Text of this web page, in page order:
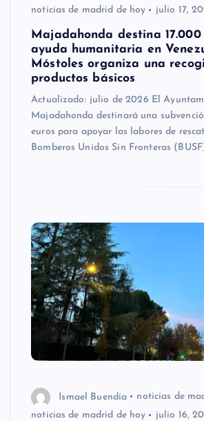
noticias de madrid de hoy julio 17,
Majadahonda destina
ayuda humanitaria en
Móstoles organiza una
productos básicos
Actualizado: julio de 2026 El
Majadahonda destinará una
euros para apoyar las labores de
Bomberos Unidos Sin Fronteras
Ismael Buendía
noticias de
noticias de madrid de hoy
julio 16,